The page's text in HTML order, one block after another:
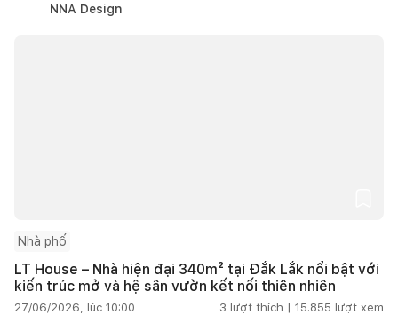
NNA Design
Nhà phố
LT House – Nhà hiện đại 340m² tại Đắk Lắk nổi bật với
kiến trúc mở và hệ sân vườn kết nối thiên nhiên
27/06/2026, lúc 10:00 3 lượt thích | 15.855 lượt xem